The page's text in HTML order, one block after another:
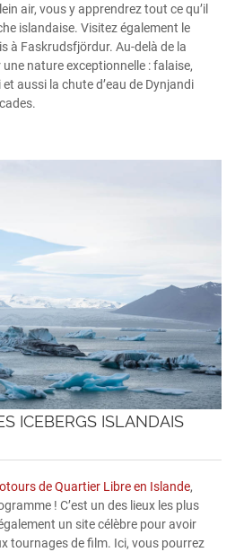
air, vous y apprendrez tout ce qu’il
islandaise. Visitez également le
à Faskrudsfjördur. Au-delà de la
nature exceptionnelle : falaise,
aussi la chute d’eau de Dynjandi
ICEBERGS ISLANDAIS
de Quartier Libre en Islande,
! C’est un des lieux les plus
un site célèbre pour avoir
tournages de film. Ici, vous pourrez